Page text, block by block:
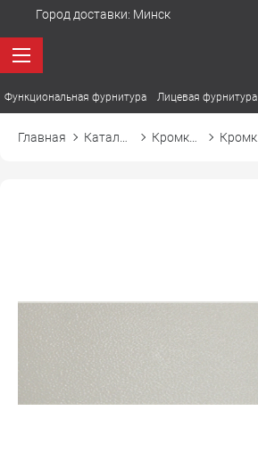
Город доставки: Минск
Функциональная фурнитура Лицевая фурнитура
Главная